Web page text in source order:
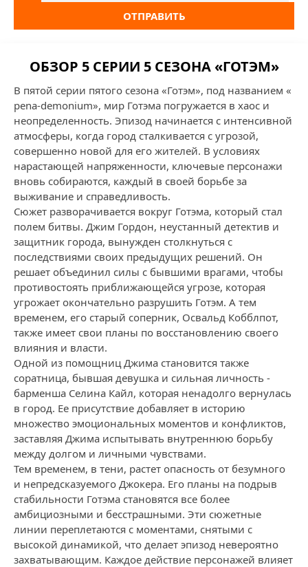
ОТПРАВИТЬ
ОБЗОР 5 СЕРИИ 5 СЕЗОНА «ГОТЭМ»
В пятой серии пятого сезона «Готэм», под названием «
pena-demonium», мир Готэма погружается в хаос и
неопределенность. Эпизод начинается с интенсивной
атмосферы, когда город сталкивается с угрозой,
совершенно новой для его жителей. В условиях
нарастающей напряженности, ключевые персонажи
вновь собираются, каждый в своей борьбе за
выживание и справедливость.
Сюжет разворачивается вокруг Готэма, который стал
полем битвы. Джим Гордон, неустанный детектив и
защитник города, вынужден столкнуться с
последствиями своих предыдущих решений. Он
решает объединил силы с бывшими врагами, чтобы
противостоять приближающейся угрозе, которая
угрожает окончательно разрушить Готэм. А тем
временем, его старый соперник, Освальд Кобблпот,
также имеет свои планы по восстановлению своего
влияния и власти.
Одной из помощниц Джима становится также
соратница, бывшая девушка и сильная личность -
барменша Селина Кайл, которая ненадолго вернулась
в город. Ее присутствие добавляет в историю
множество эмоциональных моментов и конфликтов,
заставляя Джима испытывать внутреннюю борьбу
между долгом и личными чувствами.
Тем временем, в тени, растет опасность от безумного
и непредсказуемого Джокера. Его планы на подрыв
стабильности Готэма становятся все более
амбициозными и бесстрашными. Эти сюжетные
линии переплетаются с моментами, снятыми с
высокой динамикой, что делает эпизод невероятно
захватывающим. Каждое действие персонажей влияет